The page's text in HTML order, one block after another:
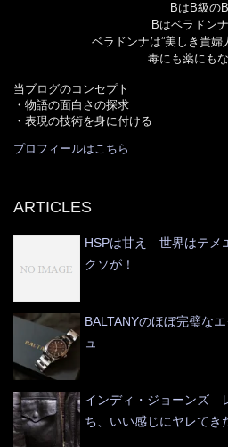
BはB級のB
Bはベラドン
ベラドンナは”美しき貴婦
毒にも薬にも
当ブログのコンセプト
・物語の面白さの探求
・表現の技術を身に付ける
プロフィールはこちら
ARTICLES
HSPは甘え 世界はテメ
クソが！
BALTANYのほぼ完璧な
ュ
インディ・ジョーンズ
ち、いい感じにヤレてき